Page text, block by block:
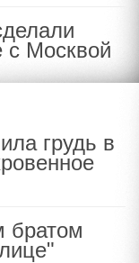
с Москвой
грудь в
братом